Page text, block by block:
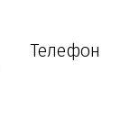
Телефон